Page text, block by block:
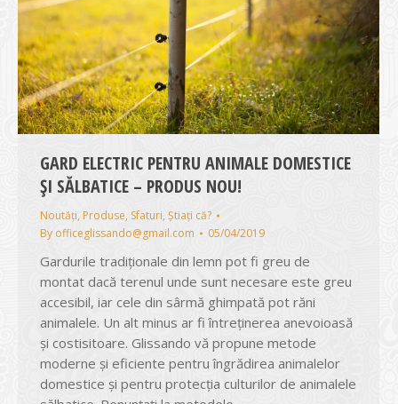
GARD ELECTRIC PENTRU ANIMALE DOMESTICE
ȘI SĂLBATICE – PRODUS NOU!
Noutăți, Produse, Sfaturi,Știați că?
By officeglissando@gmail.com 05/04/2019
Gardurile tradiționale din lemn pot fi greu de
montat dacă terenul unde sunt necesare este greu
accesibil, iar cele din sârmă ghimpată pot răni
animalele. Un alt minus ar fi întreținerea anevoioasă
și costisitoare. Glissando vă propune metode
moderne și eficiente pentru îngrădirea animalelor
domestice și pentru protecția culturilor de animalele